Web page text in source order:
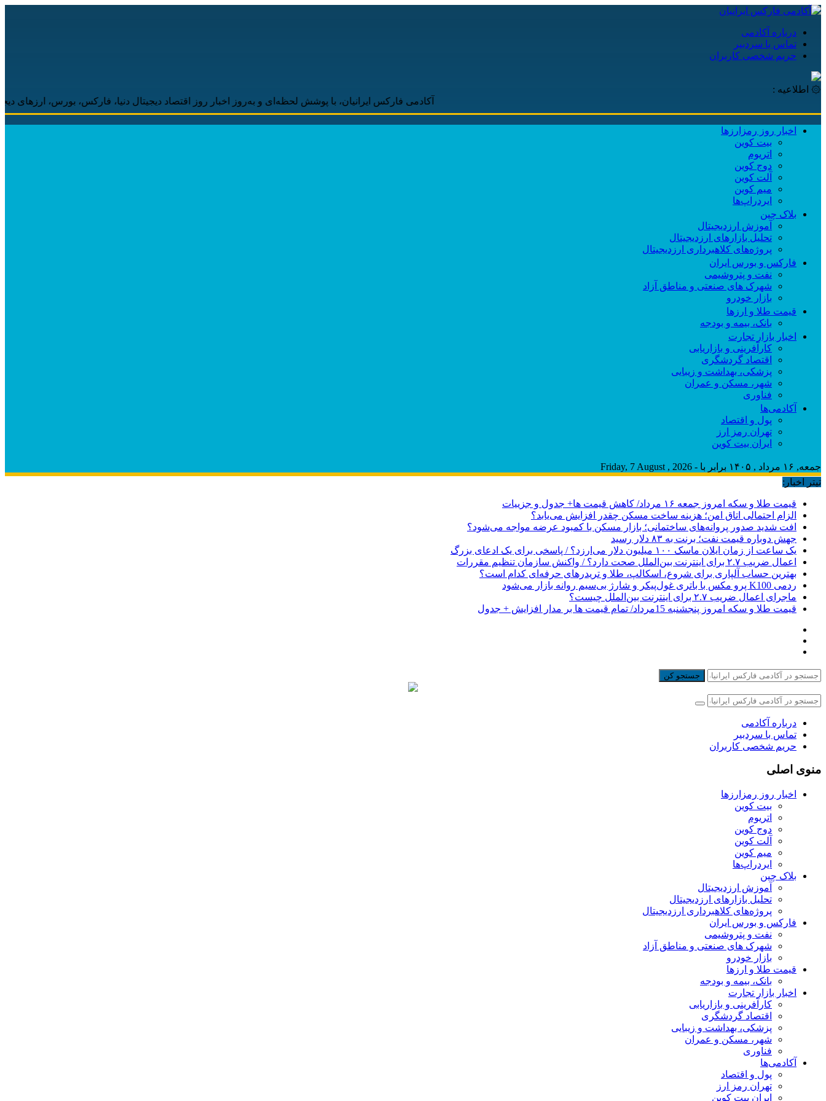
درباره آکادمی
تماس با سردبیر
حریم شخصی کاربران
۞ اطلاعیه :
آکادمی فارکس ایرانیان، با پوشش لحظه‌ای و به‌روز اخبار روز اقتصاد دیجیتال دنیا، فارکس، بورس، ارزهای دیجیتال
اخبار روز رمزارزها
بیت کوین
اتریوم
دوج کوین
آلت کوین
میم کوین‌
ایردراپ‌ها
بلاک چین
آموزش ارزدیجیتال
تحلیل بازارهای ارزدیجیتال
پروژه‌های کلاهبرداری ارزدیجیتال
فارکس و بورس ایران
نفت و پتروشیمی
شهرک های صنعتی و مناطق آزاد
بازار خودرو
قیمت طلا و ارزها
بانک، بیمه و بودجه
اخبار بازار تجارت
کارآفرینی و بازاریابی
اقتصاد گردشگری
پزشکی، بهداشت و زیبایی
شهر، مسکن و عمران
فناوری
آکادمی‌ها
پول و اقتصاد
تهران رمز ارز
ایران بیت کوین
جمعه, ۱۶ مرداد , ۱۴۰۵ برابر با - Friday, 7 August , 2026
تیتر اخبار:
قیمت طلا و سکه امروز جمعه ۱۶ مرداد/ کاهش قیمت ها+ جدول و جزییات
الزام احتمالی اتاق امن؛ هزینه ساخت مسکن چقدر افزایش می‌یابد؟
افت شدید صدور پروانه‌های ساختمانی؛ بازار مسکن با کمبود عرضه مواجه می‌شود؟
جهش دوباره قیمت نفت؛ برنت به ۸۳ دلار رسید
یک ساعت از زمان ایلان ماسک ۱۰۰ میلیون دلار می‌ارزد؟ / پاسخی برای یک ادعای بزرگ
اعمال ضریب ۲.۷ برای اینترنت بین‌الملل صحت دارد؟ / واکنش سازمان تنظیم مقررات
بهترین حساب آلپاری برای شروع، اسکالپ، طلا و تریدرهای حرفه‌ای کدام است؟
ردمی K100 پرو مکس با باتری غول‌پیکر و شارژ بی‌سیم روانه بازار می‌شود
ماجرای اعمال ضریب ۲.۷ برای اینترنت بین‌الملل چیست؟
قیمت طلا و سکه امروز پنجشنبه 15مرداد/ تمام قیمت ها بر مدار افزایش + جدول
جستجو کن
درباره آکادمی
تماس با سردبیر
حریم شخصی کاربران
منوی اصلی
اخبار روز رمزارزها
بیت کوین
اتریوم
دوج کوین
آلت کوین
میم کوین‌
ایردراپ‌ها
بلاک چین
آموزش ارزدیجیتال
تحلیل بازارهای ارزدیجیتال
پروژه‌های کلاهبرداری ارزدیجیتال
فارکس و بورس ایران
نفت و پتروشیمی
شهرک های صنعتی و مناطق آزاد
بازار خودرو
قیمت طلا و ارزها
بانک، بیمه و بودجه
اخبار بازار تجارت
کارآفرینی و بازاریابی
اقتصاد گردشگری
پزشکی، بهداشت و زیبایی
شهر، مسکن و عمران
فناوری
آکادمی‌ها
پول و اقتصاد
تهران رمز ارز
ایران بیت کوین